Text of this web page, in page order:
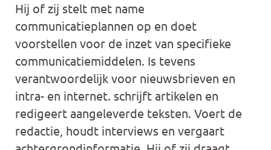
Hij of zij stelt met name
communicatieplannen op en doet
voorstellen voor de inzet van specifieke
communicatiemiddelen. Is tevens
verantwoordelijk voor nieuwsbrieven en
intra- en internet. schrijft artikelen en
redigeert aangeleverde teksten. Voert de
redactie, houdt interviews en vergaart